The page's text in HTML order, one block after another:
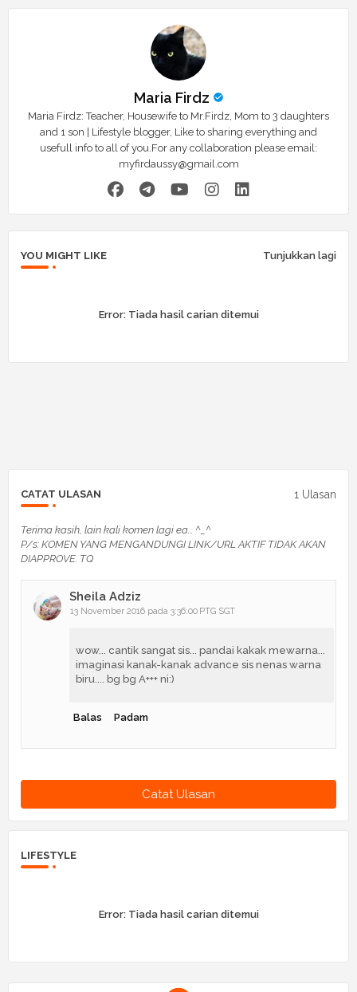
Maria Firdz
Maria Firdz: Teacher, Housewife to Mr.Firdz, Mom to 3 daughters
and 1 son | Lifestyle blogger, Like to sharing everything and
usefull info to all of you.For any collaboration please email:
myfirdaussy@gmail.com
YOU MIGHT LIKE Tunjukkan lagi
Error:Tiada hasil carian ditemui
CATAT ULASAN 1 Ulasan
Terima kasih, lain kali komen lagi ea... ^_^
P/s: KOMEN YANG MENGANDUNGI LINK/URL AKTIF TIDAK AKAN
DIAPPROVE. TQ
Sheila Adziz
13 November 2016 pada 3:36:00 PTG SGT
wow... cantik sangat sis... pandai kakak mewarna...
imaginasi kanak-kanak advance sis nenas warna
biru.... bg bg A+++ ni:)
Balas Padam
Catat Ulasan
LIFESTYLE
Error:Tiada hasil carian ditemui